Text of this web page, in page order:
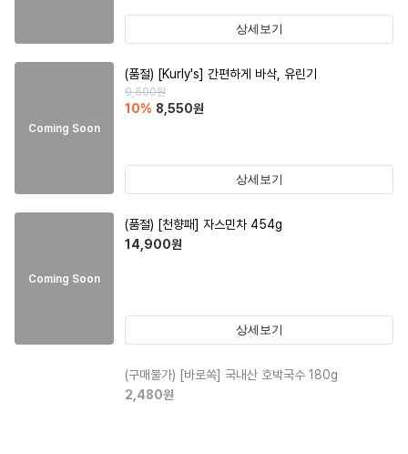
상세보기
Coming Soon
(품절) [Kurly's] 간편하게 바삭, 유린기
9,500원
10% 8,550원
상세보기
Coming Soon
(품절) [천향패] 자스민차 454g
14,900원
상세보기
(구매불가) [바로쏙] 국내산 호박국수 180g
2,480원